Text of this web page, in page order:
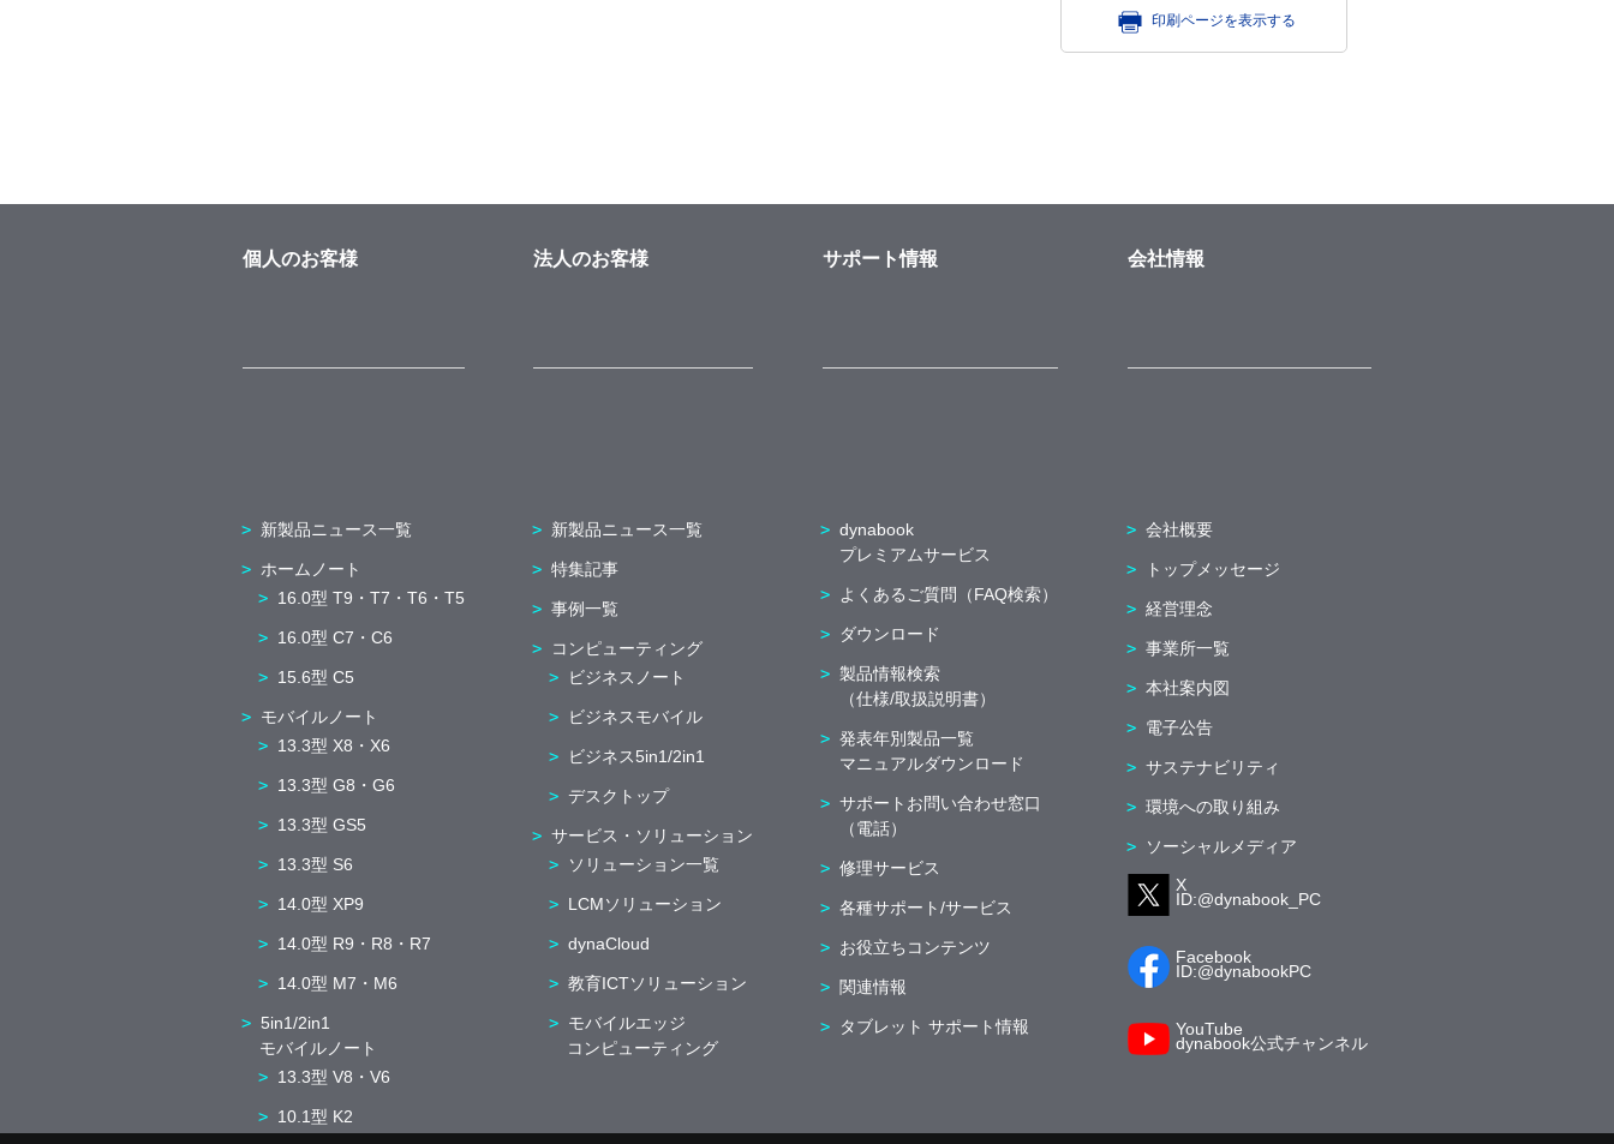
印刷ページを表示する
個人のお客様
新製品ニュース一覧
ホームノート
16.0型 T9・T7・T6・T5
16.0型 C7・C6
15.6型 C5
モバイルノート
13.3型 X8・X6
13.3型 G8・G6
13.3型 GS5
13.3型 S6
14.0型 XP9
14.0型 R9・R8・R7
14.0型 M7・M6
5in1/2in1
モバイルノート
13.3型 V8・V6
10.1型 K2
法人のお客様
新製品ニュース一覧
特集記事
事例一覧
コンピューティング
ビジネスノート
ビジネスモバイル
ビジネス5in1/2in1
デスクトップ
サービス・ソリューション
ソリューション一覧
LCMソリューション
dynaCloud
教育ICTソリューション
モバイルエッジ
コンピューティング
サポート情報
dynabook
プレミアムサービス
よくあるご質問（FAQ検索）
ダウンロード
製品情報検索
（仕様/取扱説明書）
発表年別製品一覧
マニュアルダウンロード
サポートお問い合わせ窓口
（電話）
修理サービス
各種サポート/サービス
お役立ちコンテンツ
関連情報
タブレット サポート情報
会社情報
会社概要
トップメッセージ
経営理念
事業所一覧
本社案内図
電子公告
サステナビリティ
環境への取り組み
ソーシャルメディア
X
ID:@dynabook_PC
Facebook
ID:@dynabookPC
YouTube
dynabook公式チャンネル